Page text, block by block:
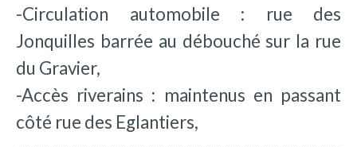
-Circulation automobile : rue des
Jonquilles barrée au débouché sur la rue
du Gravier,
-Accès riverains : maintenus en passant
côté rue des Eglantiers,